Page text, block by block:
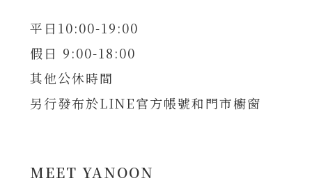
平日10:00-19:00
假日 9:00-18:00
其他公休時間
另行發布於LINE官方帳號和門市櫥窗
MEET YANOON